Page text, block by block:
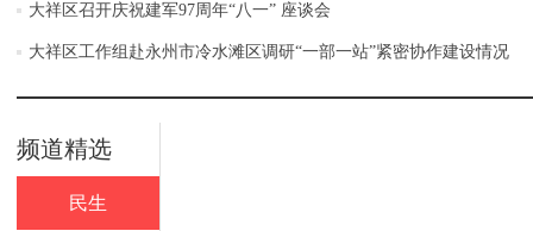
大祥区召开庆祝建军97周年“八一” 座谈会
大祥区工作组赴永州市冷水滩区调研“一部一站”紧密协作建设情况
频道精选
民生